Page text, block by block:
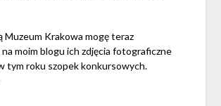
Muzeum Krakowa mogę teraz
moim blogu ich zdjęcia fotograficzne
tym roku szopek konkursowych.